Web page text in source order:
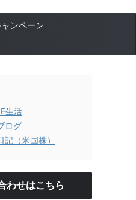
ンペーン
生活
ログ
（米国株）
わせはこちら